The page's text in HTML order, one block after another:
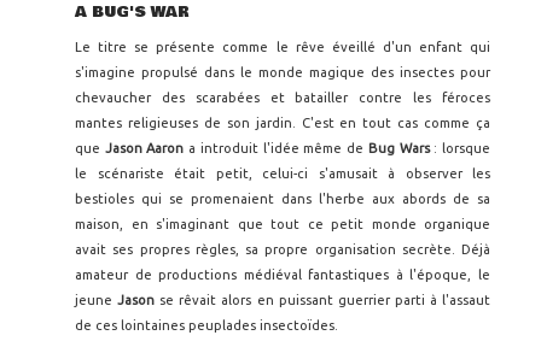
A BUG'S WAR
Le titre se présente comme le rêve éveillé d'un enfant qui
s'imagine propulsé dans le monde magique des insectes pour
chevaucher des scarabées et batailler contre les féroces
mantes religieuses de son jardin. C'est en tout cas comme ça
que Jason Aaron a introduit l'idée même de Bug Wars: lorsque
le scénariste était petit, celui-ci s'amusait à observer les
bestioles qui se promenaient dans l'herbe aux abords de sa
maison, en s'imaginant que tout ce petit monde organique
avait ses propres règles, sa propre organisation secrète. Déjà
amateur de productions médiéval fantastiques à l'époque, le
jeuneJason se rêvait alors en puissant guerrier parti à l'assaut
de ces lointaines peuplades insectoïdes.